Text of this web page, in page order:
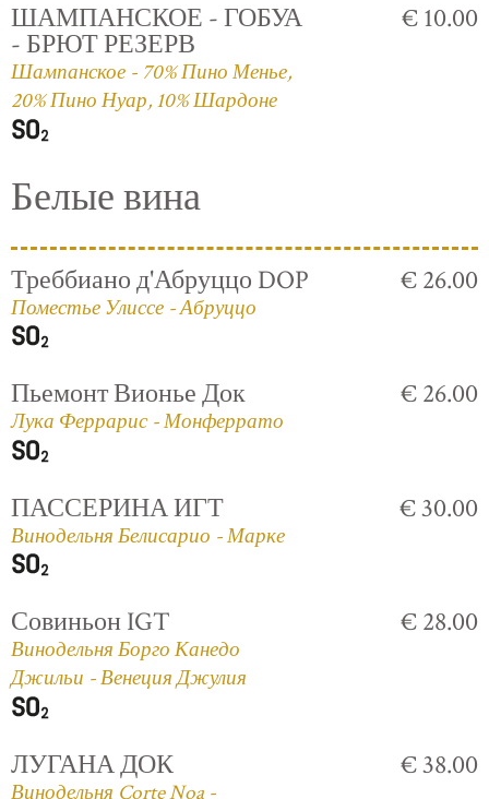
ШАМПАНСКОЕ - ГОБУА
- БРЮТ РЕЗЕРВ
Шампанское - 70% Пино Менье,
20% Пино Нуар, 10% Шардоне
€ 10.00
Белые вина
Треббиано д'Абруццо DOP
Поместье Улиссе - Абруццо
€ 26.00
Пьемонт Вионье Док
Лука Феррарис - Монферрато
€ 26.00
ПАССЕРИНА ИГТ
Винодельня Белисарио - Марке
€ 30.00
Совиньон IGT
Винодельня Борго Канедо
Джильи - Венеция Джулия
€ 28.00
ЛУГАНА ДОК
Винодельня Corte Noa -
€ 38.00